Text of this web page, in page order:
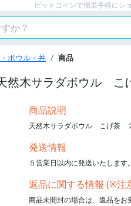
ビットコインで簡単手軽にシ
ボウル・丼 商品
然木サラダボウル
商品説明
天然木サラダボウル こげ茶
発送情報
５営業日以内に発送いたします。
返品に関する情報 (※注
商品未開封の場合は、返品をお